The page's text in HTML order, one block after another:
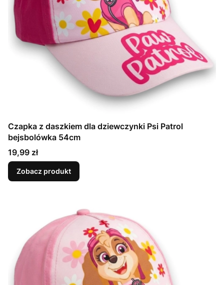
Czapka z daszkiem dla dziewczynki Psi Patrol
bejsbolówka 54cm
Cena
19,99 zł
Zobacz produkt